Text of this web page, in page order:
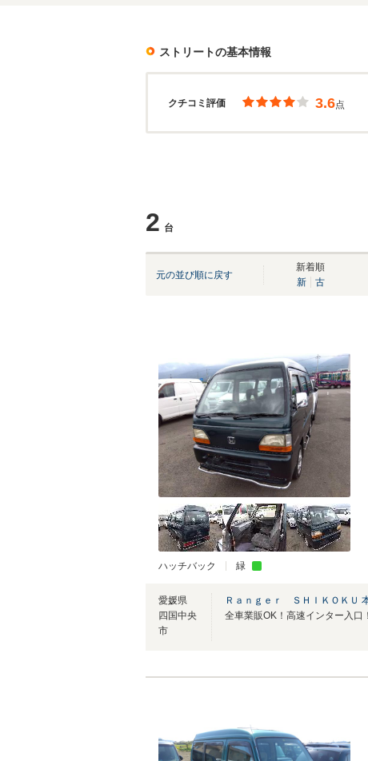
ストリートの基本情報
クチコミ評価 3.6点
2 台
元の並び順に戻す
新着順
新
古
ハッチバック 緑
愛媛県
四国中央
市
Ｒａｎｇｅｒ ＳＨＩＫＯＫＵ
全車業販OK！高速インター入口！